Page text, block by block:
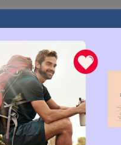
scegliere la
abbiamo approfondito
mentre di seguito
.